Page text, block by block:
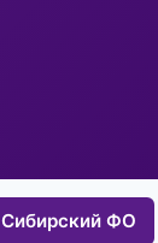
Сибирский ФО